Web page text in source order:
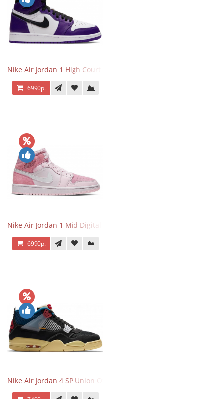
Nike Air Jordan 1 High Court Purple 2.0
6990р.
Nike Air Jordan 1 Mid Digital Pink
6990р.
Nike Air Jordan 4 SP Union Off Noir